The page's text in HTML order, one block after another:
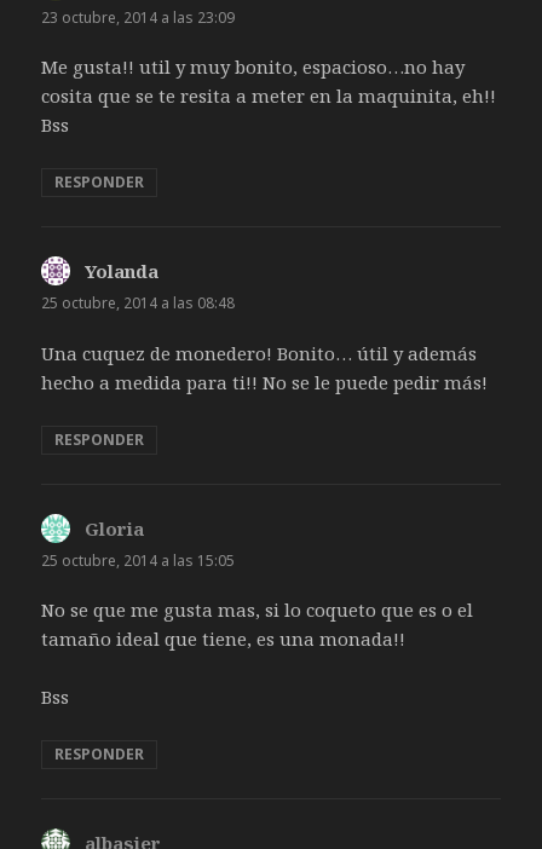
23 octubre, 2014 a las 23:09
Me gusta!! util y muy bonito, espacioso…no hay
cosita que se te resita a meter en la maquinita, eh!!
Bss
RESPONDER
Yolanda
25 octubre, 2014 a las 08:48
Una cuquez de monedero! Bonito… útil y además
hecho a medida para ti!! No se le puede pedir más!
RESPONDER
Gloria
25 octubre, 2014 a las 15:05
No se que me gusta mas, si lo coqueto que es o el
tamaño ideal que tiene, es una monada!!
Bss
RESPONDER
albasier